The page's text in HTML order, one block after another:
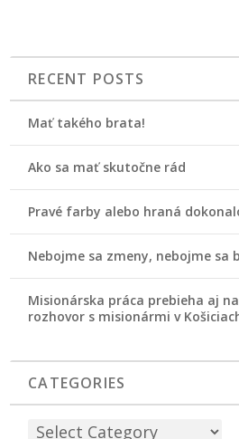
RECENT POSTS
Mať takého brata!
Ako sa mať skutočne rád
Pravé farby alebo hraná
Nebojme sa zmeny, nebojme sa
Misionárska práca prebieha aj
rozhovor s misionármi v
CATEGORIES